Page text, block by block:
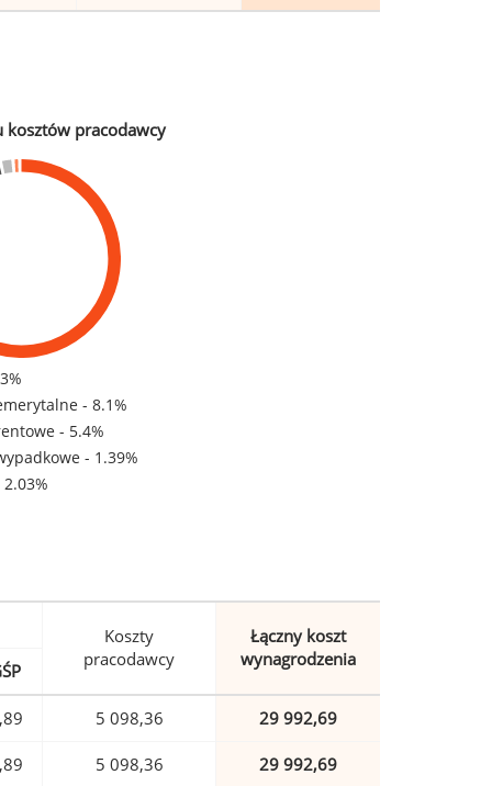
kosztów pracodawcy
- 8.1%
- 5.4%
- 1.39%
Koszty
pracodawcy
Łączny koszt
wynagrodzenia
5 098,36 29 992,69
5 098,36 29 992,69